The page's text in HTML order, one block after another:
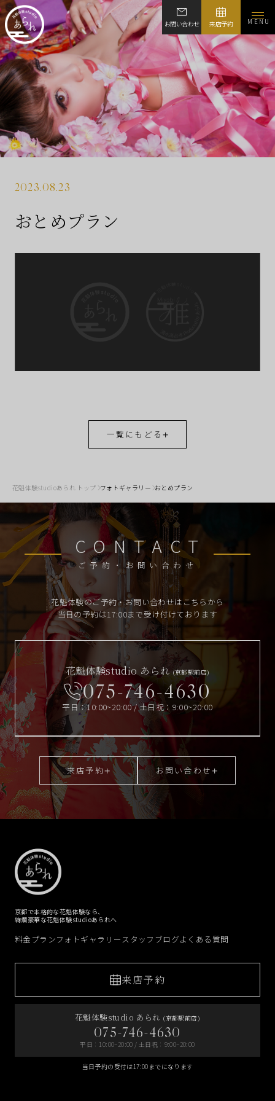
お問い合わせ 来店予約 MENU
2023.08.23
おとめプラン
一覧にもどる
花魁体験studioあられ トップ フォトギャラリー おとめプラン
CONTACT
ご予約・お問い合わせ
花魁体験のご予約・お問い合わせはこちらから
当日の予約は17:00まで受け付けております
花魁体験studio あられ (京都駅前店)
075-746-4630
平日：10:00~20:00 / 土日祝：9:00~20:00
来店予約 お問い合わせ
京都で本格的な花魁体験なら、
絢爛豪華な花魁体験studioあられへ
料金プランフォトギャラリースタッフブログよくある質問
来店予約
花魁体験studio あられ (京都駅前店)
075-746-4630
平日：10:00~20:00 / 土日祝：9:00~20:00
当日予約の受付は17:00までになります